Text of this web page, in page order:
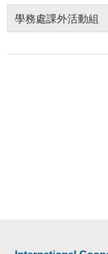
學務處課外活動組